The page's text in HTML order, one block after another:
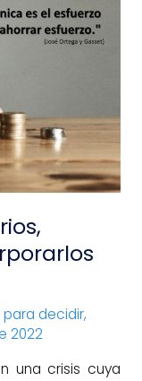
decidir,
2022
una crisis cuya